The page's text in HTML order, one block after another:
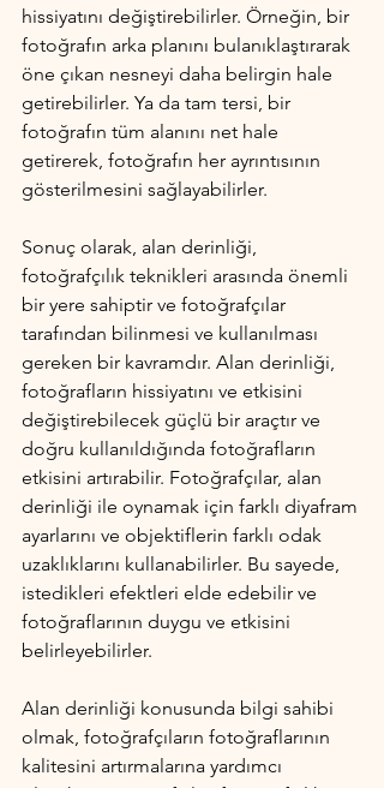
hissiyatını değiştirebilirler. Örneğin, bir
fotoğrafın arka planını bulanıklaştırarak
öne çıkan nesneyi daha belirgin hale
getirebilirler. Ya da tam tersi, bir
fotoğrafın tüm alanını net hale
getirerek, fotoğrafın her ayrıntısının
gösterilmesini sağlayabilirler.
Sonuç olarak, alan derinliği,
fotoğrafçılık teknikleri arasında önemli
bir yere sahiptir ve fotoğrafçılar
tarafından bilinmesi ve kullanılması
gereken bir kavramdır. Alan derinliği,
fotoğrafların hissiyatını ve etkisini
değiştirebilecek güçlü bir araçtır ve
doğru kullanıldığında fotoğrafların
etkisini artırabilir. Fotoğrafçılar, alan
derinliği ile oynamak için farklı diyafram
ayarlarını ve objektiflerin farklı odak
uzaklıklarını kullanabilirler. Bu sayede,
istedikleri efektleri elde edebilir ve
fotoğraflarının duygu ve etkisini
belirleyebilirler.
Alan derinliği konusunda bilgi sahibi
olmak, fotoğrafçıların fotoğraflarının
kalitesini artırmalarına yardımcı